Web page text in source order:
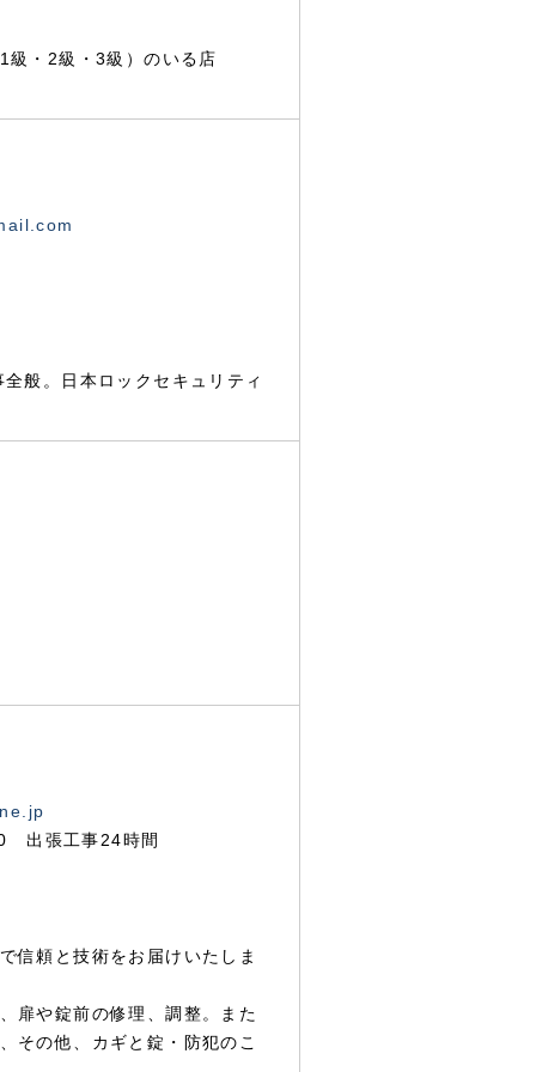
・2級・3級）のいる店
般。日本ロックセキュリティ
出張工事24時間
信頼と技術をお届けいたしま
扉や錠前の修理、調整。また
その他、カギと錠・防犯のこ